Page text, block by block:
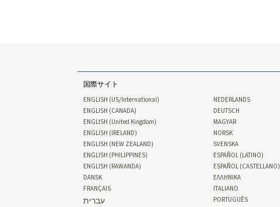
国際サイト
ENGLISH (US/International)
ENGLISH (CANADA)
ENGLISH (United Kingdom)
ENGLISH (IRELAND)
ENGLISH (NEW ZEALAND)
ENGLISH (PHILIPPINES)
ENGLISH (RAWANDA)
DANSK
FRANÇAIS
עברית
NEDERLANDS
DEUTSCH
MAGYAR
NORSK
SVENSKA
ESPAÑOL (LATINO)
ESPAÑOL (CASTELLANO)
ΕΛΛΗΝΙΚA
ITALIANO
PORTUGUÊS